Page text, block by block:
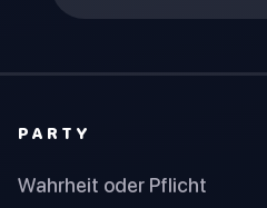
PARTY
Wahrheit oder Pflicht